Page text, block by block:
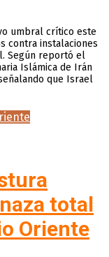
umbral crítico este
contra instalaciones
Según reportó el
Islámica de Irán
que Israel
total
Oriente